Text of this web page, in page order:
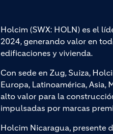
Holcim (SWX: HOLN) es el
2024, generando valor en
edificaciones y vivienda.
Con sede en Zug, Suiza,
Europa, Latinoamérica,
alto valor para la
impulsadas por marcas
Holcim Nicaragua, presente